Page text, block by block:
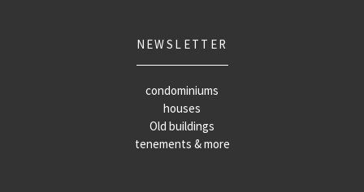
NEWSLETTER
condominiums
houses
Old buildings
tenements & more